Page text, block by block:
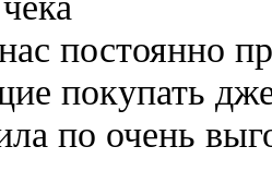
постоянно
покупать
по очень